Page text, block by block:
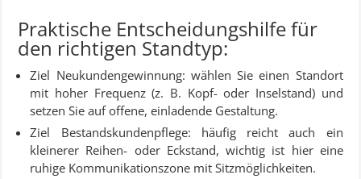
Praktische Entscheidungshilfe für
den richtigen Standtyp:
Ziel Neukundengewinnung: wählen Sie einen Standort
mit hoher Frequenz (z. B. Kopf- oder Inselstand) und
setzen Sie auf offene, einladende Gestaltung.
Ziel Bestandskundenpflege: häufig reicht auch ein
kleinerer Reihen- oder Eckstand, wichtig ist hier eine
ruhige Kommunikationszone mit Sitzmöglichkeiten.